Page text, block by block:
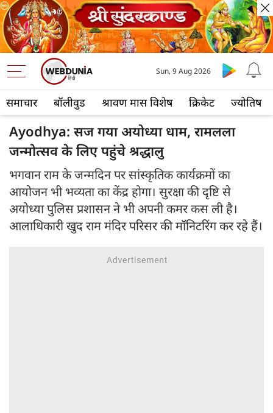
समाचार बॉलीवुड श्रावण मास विशेष क्रिकेट ज्योतिष
Sun, 9 Aug 2026
Ayodhya: सज गया अयोध्या धाम, रामलला
जन्मोत्सव के लिए पहुंचे श्रद्धालु
भगवान राम के जन्मदिन पर सांस्कृतिक कार्यक्रमों का
आयोजन भी भव्यता का केंद्र होगा। सुरक्षा की दृष्टि से
अयोध्या पुलिस प्रशासन ने भी अपनी कमर कस ली है।
आलाधिकारी खुद राम मंदिर परिसर की मॉनिटरिंग कर रहे हैं।